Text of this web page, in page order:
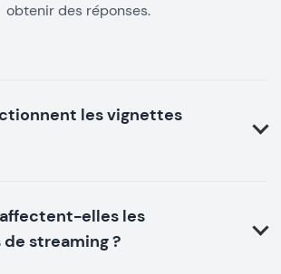
obtenir des réponses.
les vignettes
elles les
streaming ?